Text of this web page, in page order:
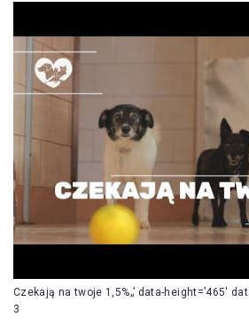
Czekają na twoje 1,5%„’ data-height=’465′
3